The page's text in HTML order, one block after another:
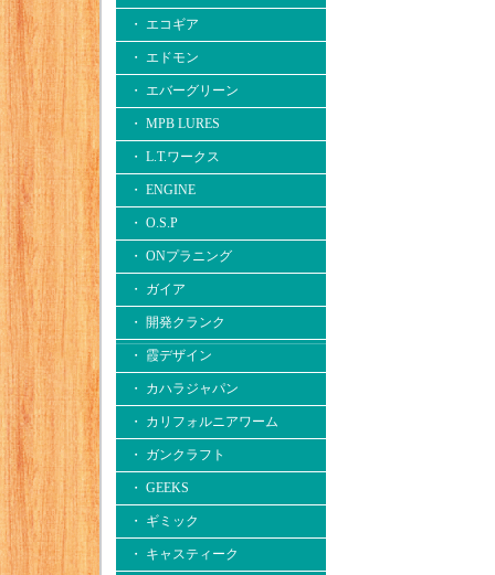
・ エコギア
・ エドモン
・ エバーグリーン
・ MPB LURES
・ L.T.ワークス
・ ENGINE
・ O.S.P
・ ONプラニング
・ ガイア
・ 開発クランク
・ 霞デザイン
・ カハラジャパン
・ カリフォルニアワーム
・ ガンクラフト
・ GEEKS
・ ギミック
・ キャスティーク